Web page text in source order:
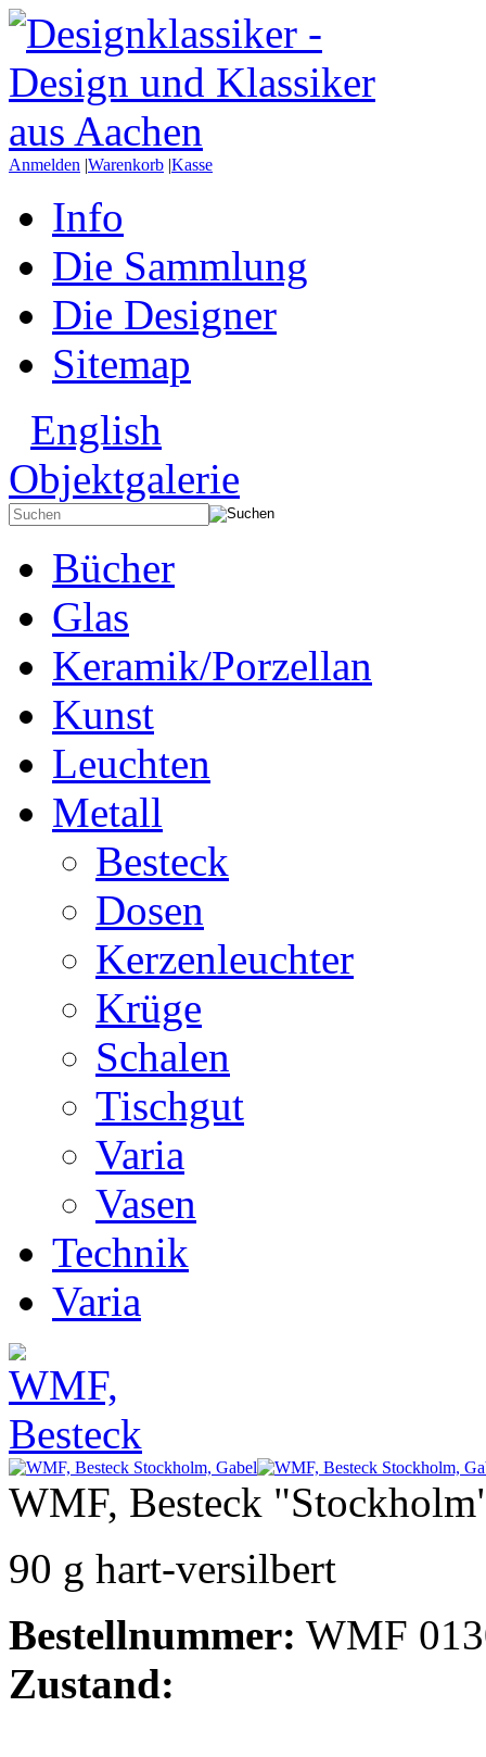
Anmelden |Warenkorb |Kasse
Info
Die Sammlung
Die Designer
Sitemap
English
Objektgalerie
Bücher
Glas
Keramik/Porzellan
Kunst
Leuchten
Metall
Besteck
Dosen
Kerzenleuchter
Krüge
Schalen
Tischgut
Varia
Vasen
Technik
Varia
WMF, Besteck
90 g hart-versilbert
Bestellnummer: WMF
Zustand: